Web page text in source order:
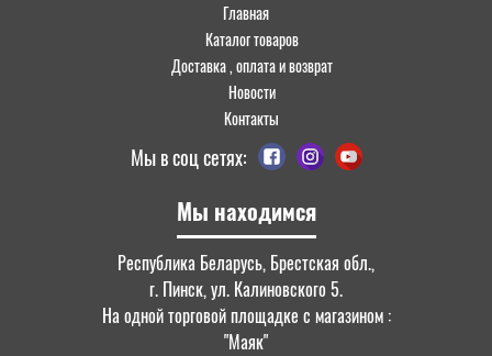
Мы находимся
Республика Беларусь, Брестская обл.,
г. Пинск, ул. Калиновского 5.
На одной торговой площадке с магазином :
"Маяк"
Главная
Каталог товаров
Доставка , оплата и возврат
Новости
Контакты
Мы в соц сетях: